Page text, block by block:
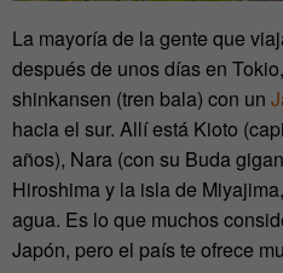
La mayoría de la gente que
después de unos días en
shinkansen (tren bala) con un
hacia el sur. Allí está Kioto
años), Nara (con su Buda
Hiroshima y la isla de
agua. Es lo que muchos
Japón, pero el país te ofrece